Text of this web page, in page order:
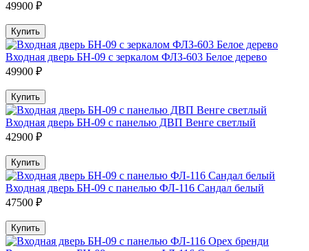
49900 ₽
Купить
Входная дверь БН-09 с зеркалом ФЛЗ-603 Белое дерево
49900 ₽
Купить
Входная дверь БН-09 с панелью ДВП Венге светлый
42900 ₽
Купить
Входная дверь БН-09 с панелью ФЛ-116 Сандал белый
47500 ₽
Купить